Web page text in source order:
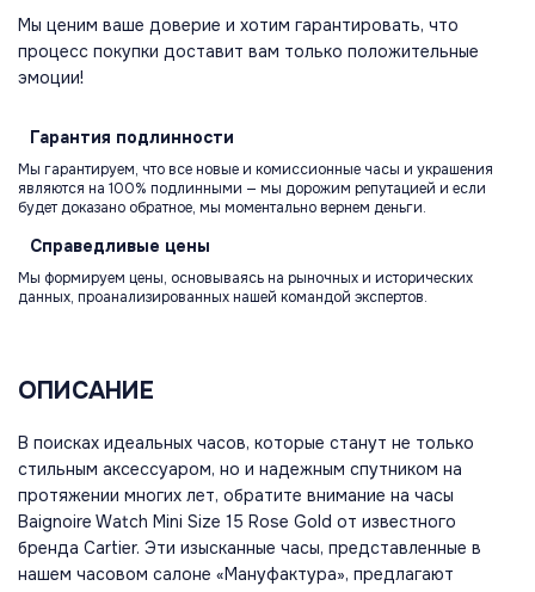
Мы ценим ваше доверие и хотим гарантировать, что
процесс покупки доставит вам только положительные
эмоции!
Гарантия подлинности
Мы гарантируем, что все новые и комиссионные часы и украшения
являются на 100% подлинными — мы дорожим репутацией и если
будет доказано обратное, мы моментально вернем деньги.
Справедливые цены
Мы формируем цены, основываясь на рыночных и исторических
данных, проанализированных нашей командой экспертов.
ОПИСАНИЕ
В поисках идеальных часов, которые станут не только
стильным аксессуаром, но и надежным спутником на
протяжении многих лет, обратите внимание на часы
Baignoire Watch Mini Size 15 Rose Gold от известного
бренда Cartier. Эти изысканные часы, представленные в
нашем часовом салоне «Мануфактура», предлагают